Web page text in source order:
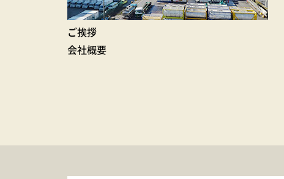
ご挨拶
会社概要